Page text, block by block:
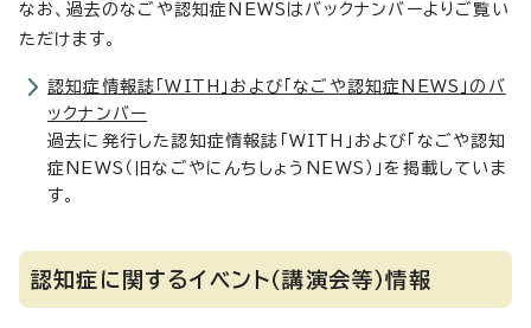
なお、過去のなごや認知症NEWSはバックナンバーよりご覧い
ただけます。
認知症情報誌「WITH」および「なごや認知症NEWS」のバ
ックナンバー
過去に発行した認知症情報誌「WITH」および「なごや認知
症NEWS（旧なごやにんちしょうNEWS）」を掲載していま
す。
認知症に関するイベント（講演会等）情報